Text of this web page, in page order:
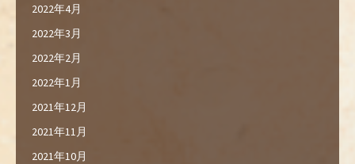
2022年4月
2022年3月
2022年2月
2022年1月
2021年12月
2021年11月
2021年10月